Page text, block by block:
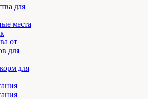
для
места
от
для
для